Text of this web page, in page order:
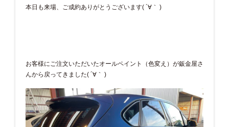
本日も来場、ご成約ありがとうございます( ´∀｀ )
お客様にご注文いただいたオールペイント（色変え）が鈑金屋さ
んから戻ってきました( ´∀｀ )